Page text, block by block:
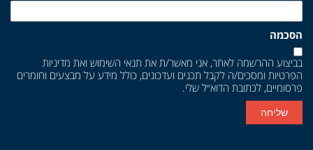
הסכמה
בביצוע ההרשמה לאתר, אני מאשר/ת את תנאי השימוש ואת מדיניות
הפרטיות ומסכים/ה לקבל תכנים ועדכונים, כולל מידע על מבצעים וחומרים
פרסומיים, לכתובת הדוא״ל שלי.
שליחה